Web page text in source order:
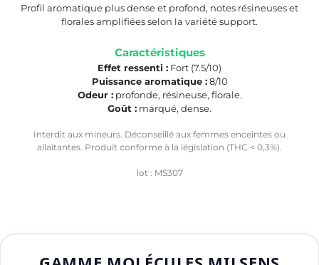
Profil aromatique plus dense et profond, notes résineuses et
florales amplifiées selon la variété support.
Caractéristiques
Effet ressenti : Fort (7.5/10)
Puissance aromatique :8/10
Odeur :profonde, résineuse, florale.
Goût : marqué, dense.
Interdit aux mineurs. Déconseillé aux femmes enceintes ou
allaitantes. Produit conforme à la législation (THC < 0,3%).
lot : MS307